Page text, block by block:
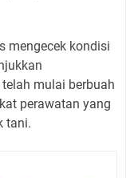
mengecek kondisi
mulai berbuah
perawatan yang
tani.